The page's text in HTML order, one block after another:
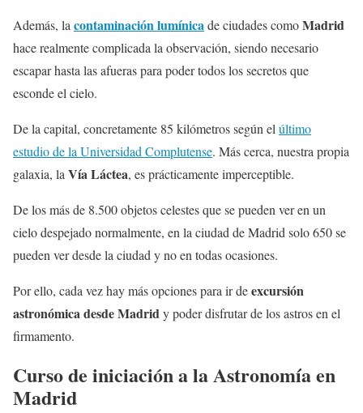
Además, la contaminación lumínicade ciudades comoMadrid
hace realmente complicada la observación, siendo necesario
escapar hasta las afueras para poder todos los secretos que
esconde el cielo.
De la capital, concretamente 85 kilómetros según el último
estudio de la Universidad Complutense. Más cerca, nuestra propia
galaxia, la Vía Láctea, es prácticamente imperceptible.
De los más de 8.500 objetos celestes que se pueden ver en un
cielo despejado normalmente, en la ciudad de Madrid solo 650 se
pueden ver desde la ciudad y no en todas ocasiones.
Por ello, cada vez hay más opciones para ir deexcursión
astronómica desde Madridy poder disfrutar de los astros en el
firmamento.
Curso de iniciación a la Astronomía en
Madrid